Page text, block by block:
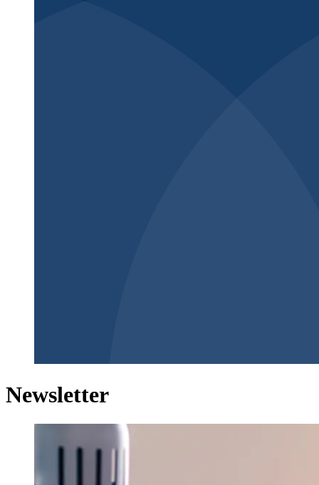
Newsletter